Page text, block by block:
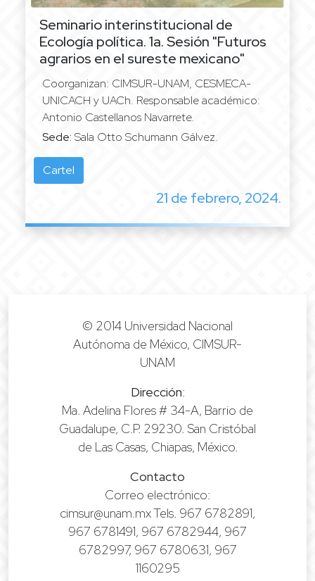
Seminario interinstitucional de
Ecología política.1a. Sesión "Futuros
agrarios en el sureste mexicano"
Coorganizan: CIMSUR-UNAM, CESMECA-
UNICACH y UACh. Responsable académico:
Antonio Castellanos Navarrete.
Sede: Sala Otto Schumann Gálvez.
Cartel
21 de febrero, 2024.
© 2014 Universidad Nacional
Autónoma de México, CIMSUR-
UNAM
Dirección:
Ma. Adelina Flores # 34-A, Barrio de
Guadalupe, C.P. 29230. San Cristóbal
de Las Casas, Chiapas, México.
Contacto
Correo electrónico:
cimsur@unam.mx Tels. 967 6782891,
967 6781491, 967 6782944, 967
6782997, 967 6780631, 967
1160295